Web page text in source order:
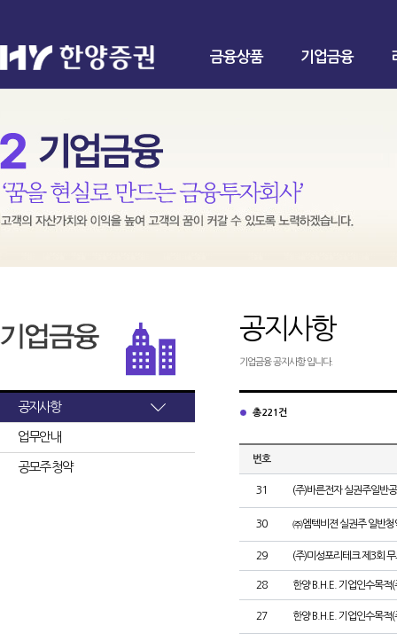
금융상품 기업금융
공지사항
업무안내
공모주 청약
공지사항
기업금융 공지사항 입니다.
총 221건
번호
31 (주)바른전자 실권주일반
30 ㈜엠텍비젼 실권주 일반청
29 (주)미성포리테크 제3회
28 한양 B.H.E. 기업인수목적
27 한양 B.H.E. 기업인수목